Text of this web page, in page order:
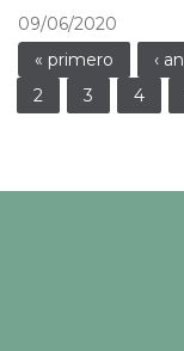
09/06/2020
Páginas
« primero ‹
2
3 4